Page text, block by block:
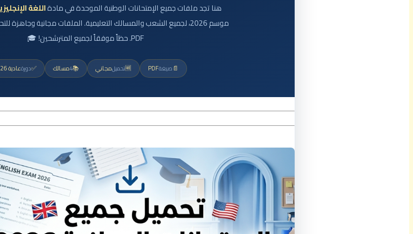
هنا تجد ملفات جميع الإمتحانات الوطنية الموحدة في مادةاللغة
موسم 2026، لجميع الشعب والمسالك التعليمية. الملفات مجانية وجاهزة
PDF. حظاً موفقاً لجميع المترشحين! 🎓
📄صيغةPDF
🆓تحميلمجاني 📚
4مسالك ✅دورةعادية 2026